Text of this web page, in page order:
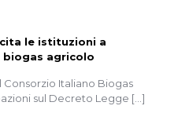
le istituzioni a
biogas agricolo
Consorzio Italiano Biogas
sul Decreto Legge […]